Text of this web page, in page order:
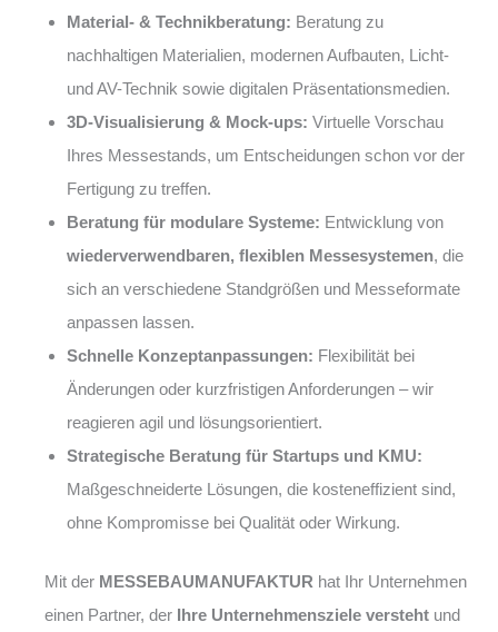
Material- & Technikberatung: Beratung zu
nachhaltigen Materialien, modernen Aufbauten, Licht-
und AV-Technik sowie digitalen Präsentationsmedien.
3D-Visualisierung & Mock-ups: Virtuelle Vorschau
Ihres Messestands, um Entscheidungen schon vor der
Fertigung zu treffen.
Beratung für modulare Systeme: Entwicklung von
wiederverwendbaren, flexiblen Messesystemen, die
sich an verschiedene Standgrößen und Messeformate
anpassen lassen.
Schnelle Konzeptanpassungen: Flexibilität bei
Änderungen oder kurzfristigen Anforderungen – wir
reagieren agil und lösungsorientiert.
Strategische Beratung für Startups und KMU:
Maßgeschneiderte Lösungen, die kosteneffizient sind,
ohne Kompromisse bei Qualität oder Wirkung.
Mit der MESSEBAUMANUFAKTUR hat Ihr Unternehmen
einen Partner, der Ihre Unternehmensziele versteht und